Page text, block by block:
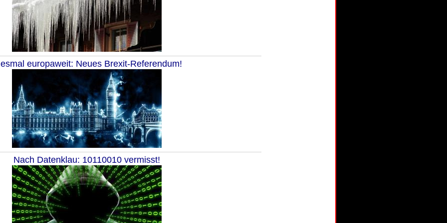
europaweit: Neues Brexit-Referendum!
Nach Datenklau: 10110010 vermisst!